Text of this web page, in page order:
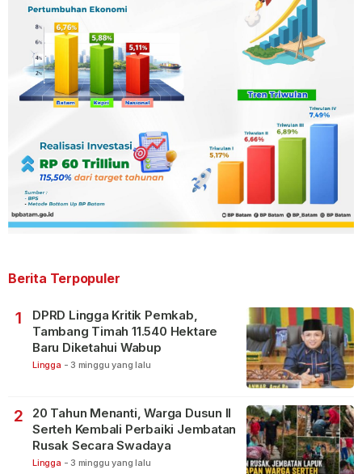
Berita Terpopuler
1
DPRD Lingga Kritik Pemkab,
Tambang Timah 11.540 Hektare
Baru Diketahui Wabup
Lingga - 3 minggu yang lalu
2
20 Tahun Menanti, Warga Dusun II
Serteh Kembali Perbaiki Jembatan
Rusak Secara Swadaya
Lingga - 3 minggu yang lalu